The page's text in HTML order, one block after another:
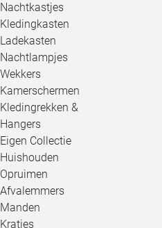
Nachtkastjes
Kledingkasten
Ladekasten
Nachtlampjes
Wekkers
Kamerschermen
Kledingrekken &
Hangers
Eigen Collectie
Huishouden
Opruimen
Afvalemmers
Manden
Kratjes